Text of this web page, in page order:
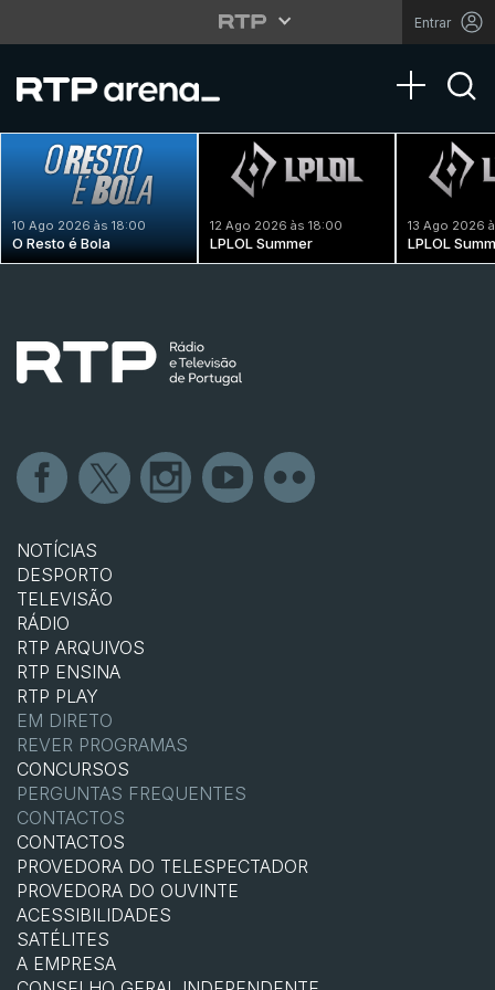
Entrar
Toggle
10 Ago 2026 às 18:00
O Resto é Bola
12 Ago 2026 às 18:00
LPLOL Summer
13 Ago 2026
LPLOL
NOTÍCIAS
DESPORTO
TELEVISÃO
RÁDIO
RTP ARQUIVOS
RTP ENSINA
RTP PLAY
EM DIRETO
REVER PROGRAMAS
CONCURSOS
PERGUNTAS FREQUENTES
CONTACTOS
CONTACTOS
PROVEDORA DO TELESPECTADOR
PROVEDORA DO OUVINTE
ACESSIBILIDADES
SATÉLITES
A EMPRESA